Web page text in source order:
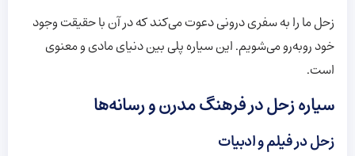
زحل ما را به سفری درونی دعوت می‌کند که در آن با حقیقت وجود
خود روبه‌رو می‌شویم. این سیاره پلی بین دنیای مادی و معنوی
است.
سیاره زحل در فرهنگ مدرن و رسانه‌ها
زحل در فیلم و ادبیات